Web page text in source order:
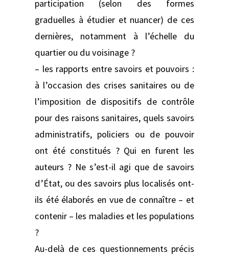
participation (selon des formes
graduelles à étudier et nuancer) de ces
dernières, notamment à l’échelle du
quartier ou du voisinage ?
– les rapports entre savoirs et pouvoirs :
à l’occasion des crises sanitaires ou de
l’imposition de dispositifs de contrôle
pour des raisons sanitaires, quels savoirs
administratifs, policiers ou de pouvoir
ont été constitués ? Qui en furent les
auteurs ? Ne s’est-il agi que de savoirs
d’État, ou des savoirs plus localisés ont-
ils été élaborés en vue de connaître – et
contenir – les maladies et les populations
?
Au-delà de ces questionnements précis